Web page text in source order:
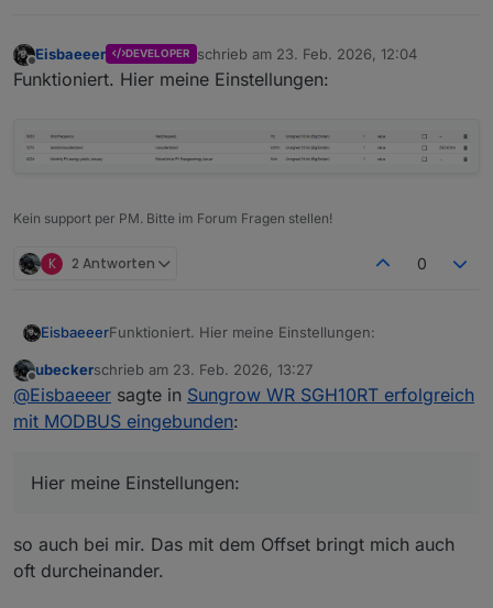
Offline
Eisbaeeer DEVELOPER schrieb am 23. Feb. 2026, 12:04
zuletzt editiert von
Funktioniert. Hier meine Einstellungen:
Kein support per PM. Bitte im Forum Fragen stellen!
K 2 Antworten 0
EisbaeeerFunktioniert. Hier meine Einstellungen:
Offline
ubeckerschrieb am 23. Feb. 2026, 13:27
zuletzt editiert von
@Eisbaeeer sagte in Sungrow WR SGH10RT erfolgreich
mit MODBUS eingebunden:
Hier meine Einstellungen:
so auch bei mir. Das mit dem Offset bringt mich auch
oft durcheinander.